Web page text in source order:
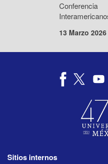
13 Marzo 2026
Sitios internos